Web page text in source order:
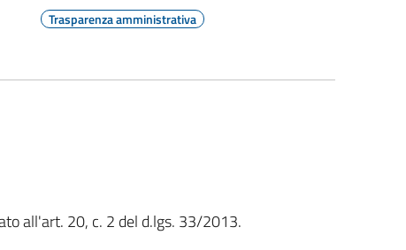
Trasparenza amministrativa
all'art. 20, c. 2 del d.lgs. 33/2013.